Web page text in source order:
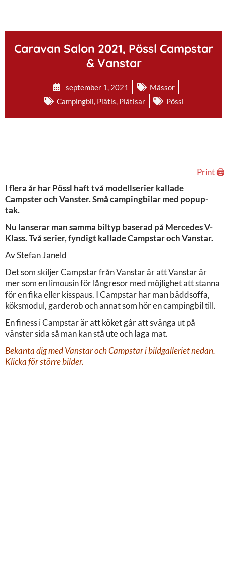
Caravan Salon 2021, Pössl Campstar
& Vanstar
september 1, 2021
Mässor
Campingbil, Plåtis, Plåtisar Pössl
Print 🖨
I flera år har Pössl haft två modellserier kallade
Campster och Vanster. Små campingbilar med popup-
tak.
Nu lanserar man samma biltyp baserad på Mercedes V-
Klass. Två serier, fyndigt kallade Campstar och Vanstar.
Av Stefan Janeld
Det som skiljer Campstar från Vanstar är att Vanstar är
mer som en limousin för långresor med möjlighet att stanna
för en fika eller kisspaus. I Campstar har man bäddsoffa,
köksmodul, garderob och annat som hör en campingbil till.
En finess i Campstar är att köket går att svänga ut på
vänster sida så man kan stå ute och laga mat.
Bekanta dig med Vanstar och Campstar i bildgalleriet nedan.
Klicka för större bilder.